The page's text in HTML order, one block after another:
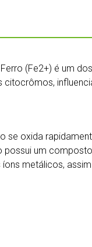
(Fe2+) é um
se oxida
possui um
metálicos,